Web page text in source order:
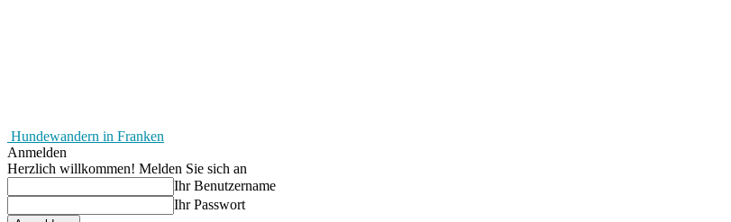
Hundewandern in Franken
Anmelden
Herzlich willkommen! Melden Sie sich an
Ihr Benutzername
Ihr Passwort